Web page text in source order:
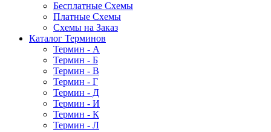
Бесплатные Схемы
Платные Схемы
Схемы на Заказ
Каталог Терминов
Термин - А
Термин - Б
Термин - В
Термин - Г
Термин - Д
Термин - И
Термин - К
Термин - Л